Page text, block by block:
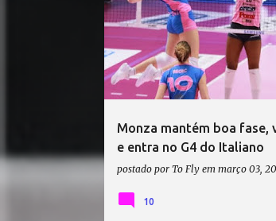
Monza mantém boa fase,
e entra no G4 do Italiano
postado por To Fly em março 03,
10